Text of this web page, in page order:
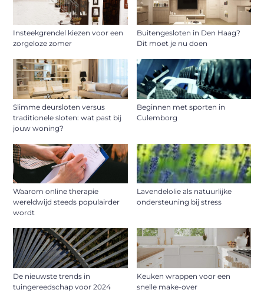
Insteekgrendel kiezen voor een
zorgeloze zomer
Buitengesloten in Den Haag?
Dit moet je nu doen
Slimme deursloten versus
traditionele sloten: wat past bij
jouw woning?
Beginnen met sporten in
Culemborg
Waarom online therapie
wereldwijd steeds populairder
wordt
Lavendelolie als natuurlijke
ondersteuning bij stress
De nieuwste trends in
tuingereedschap voor 2024
Keuken wrappen voor een
snelle make-over